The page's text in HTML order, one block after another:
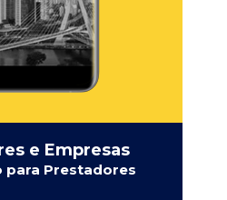
e Empresas
para Prestadores